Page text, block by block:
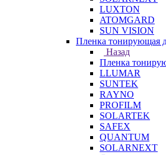
LUXTON
ATOMGARD
SUN VISION
Пленка тонирующая
Назад
Пленка
LLUMAR
SUNTEK
RAYNO
PROFILM
SOLARTEK
SAFEX
QUANTUM
SOLARNEXT